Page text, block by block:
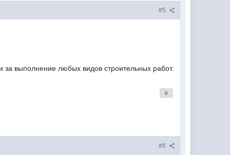
#5
за выполнение любых видов строительных работ.
0
#6